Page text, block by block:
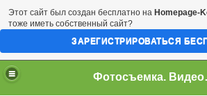
Этот сайт был создан бесплатно на Homepage-
тоже иметь собственный сайт?
ЗАРЕГИСТРИРОВАТЬСЯ